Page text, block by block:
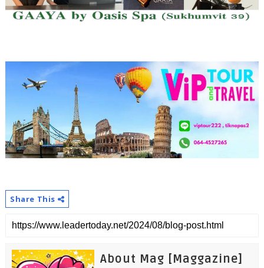
Share This
About Mag [Maggazine]